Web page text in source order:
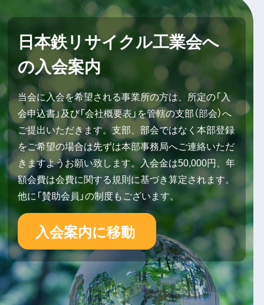
日本鉄リサイクル工業会へ
の入会案内
当会に入会を希望される事業所の方は、所定の「入
会申込書」及び「会社概要表」を管轄の支部（部会）へ
ご提出いただきます。支部、部会ではなく本部登録
をご希望の場合は先ずは本部事務局へご連絡いただ
きますようお願い致します。入会金は50,000円、年
額会費は会費に関する規則に基づき算定されます。
他に「賛助会員」の制度もございます。
入会案内に移動